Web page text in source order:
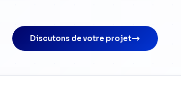
Discutons de votre projet